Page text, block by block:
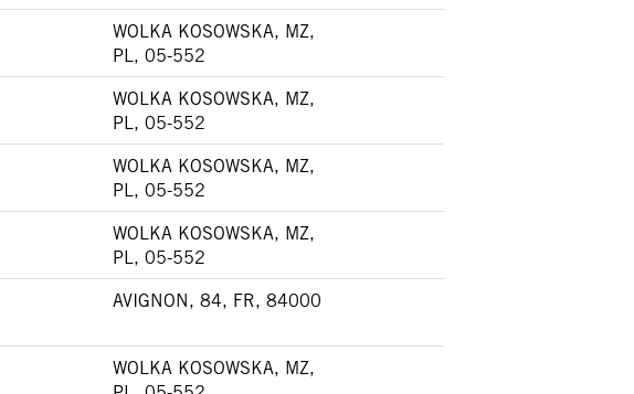
WOLKA KOSOWSKA, MZ,
PL, 05-552
WOLKA KOSOWSKA, MZ,
PL, 05-552
WOLKA KOSOWSKA, MZ,
PL, 05-552
WOLKA KOSOWSKA, MZ,
PL, 05-552
AVIGNON, 84, FR, 84000
WOLKA KOSOWSKA, MZ,